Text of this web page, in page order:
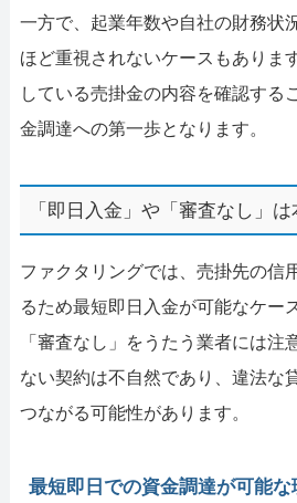
一方で、起業年数や自社の財務状
ほど重視されないケースもありま
している売掛金の内容を確認する
金調達への第一歩となります。
「即日入金」や「審査なし」は
ファクタリングでは、売掛先の信
るため最短即日入金が可能なケー
「審査なし」をうたう業者には注
ない契約は不自然であり、違法な
つながる可能性があります。
最短即日での資金調達が可能な